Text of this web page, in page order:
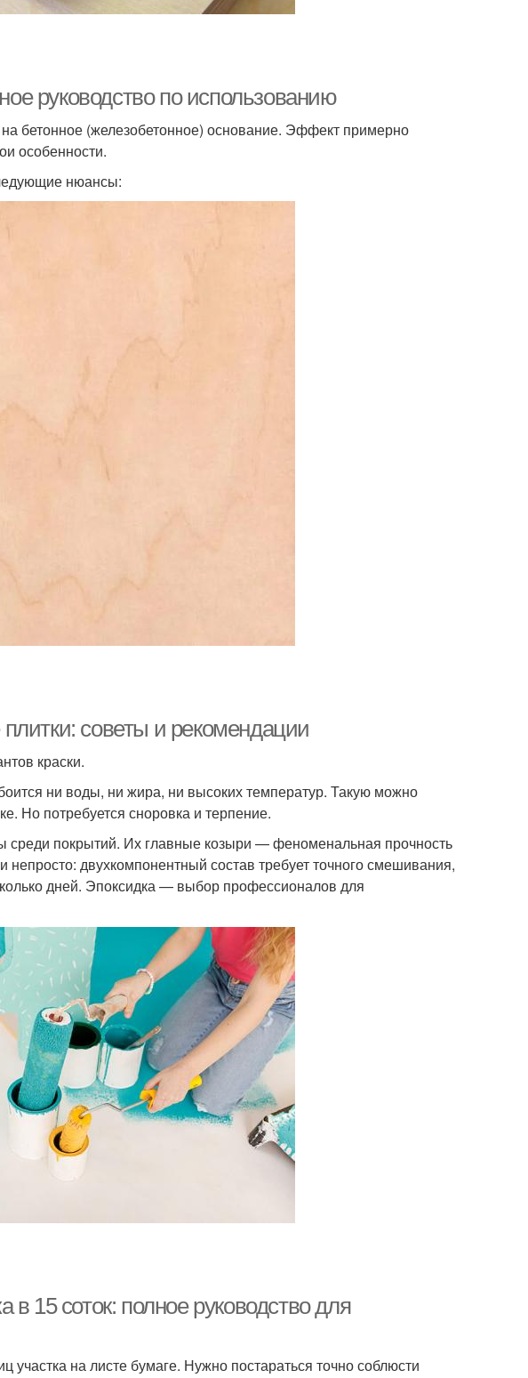
руководство по использованию
бетонное (железобетонное) основание. Эффект примерно
особенности.
нюансы:
советы и рекомендации
краски.
ни воды, ни жира, ни высоких температур. Такую можно
Но потребуется сноровка и терпение.
покрытий. Их главные козыри — феноменальная прочность
непросто: двухкомпонентный состав требует точного смешивания,
дней. Эпоксидка — выбор профессионалов для
в 15 соток: полное руководство для
участка на листе бумаге. Нужно постараться точно соблюсти